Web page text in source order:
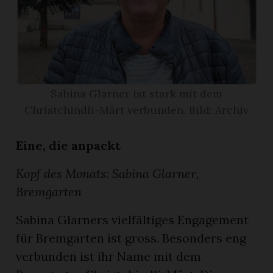
Eine, die anpackt
Kopf des Monats: Sabina Glarner,
Bremgarten
Sabina Glarners vielfältiges Engagement
für Bremgarten ist gross. Besonders eng
verbunden ist ihr Name mit dem